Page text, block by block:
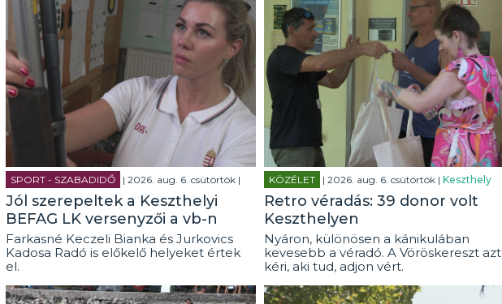
SPORT - SZABADIDŐ | 2026. aug. 6. csütörtök |
Jól szerepeltek a Keszthelyi
BEFAG LK versenyzői a vb-n
Farkasné Keczeli Bianka és Jurkovics
Kadosa Radó is előkelő helyeket értek
el.
KÖZÉLET | 2026. aug. 6. csütörtök | Keszthely
Retro véradás: 39 donor volt
Keszthelyen
Nyáron, különösen a kánikulában
kevesebb a véradó. A Vöröskereszt azt
kéri, aki tud, adjon vért.